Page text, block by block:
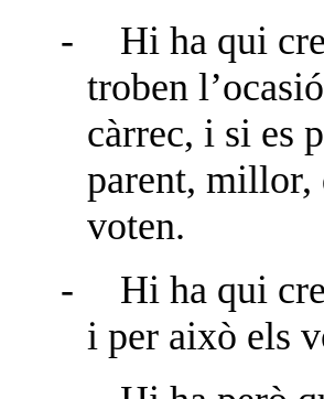
-
Hi ha qui
troben
càrrec, i si es
parent, millor,
voten.
-
Hi ha qui
i per això els